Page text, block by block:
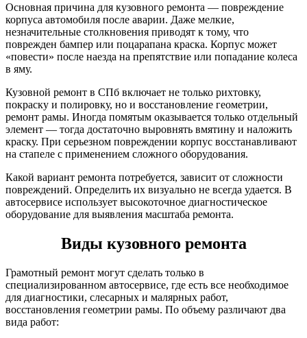
Основная причина для кузовного ремонта — повреждение
корпуса автомобиля после аварии. Даже мелкие,
незначительные столкновения приводят к тому, что
поврежден бампер или поцарапана краска. Корпус может
«повести» после наезда на препятствие или попадание колеса
в яму.
Кузовной ремонт в СПб включает не только рихтовку,
покраску и полировку, но и восстановление геометрии,
ремонт рамы. Иногда помятым оказывается только отдельный
элемент — тогда достаточно выровнять вмятину и наложить
краску. При серьезном повреждении корпус восстанавливают
на стапеле с применением сложного оборудования.
Какой вариант ремонта потребуется, зависит от сложности
повреждений. Определить их визуально не всегда удается. В
автосервисе использует высокоточное диагностическое
оборудование для выявления масштаба ремонта.
Виды кузовного ремонта
Грамотный ремонт могут сделать только в
специализированном автосервисе, где есть все необходимое
для диагностики, слесарных и малярных работ,
восстановления геометрии рамы. По объему различают два
вида работ: